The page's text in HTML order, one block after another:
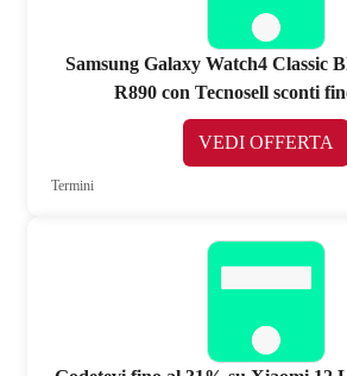
Samsung Galaxy Watch4 Classic
R890 con Tecnosell sconti
VEDI OFFERTA
Termini